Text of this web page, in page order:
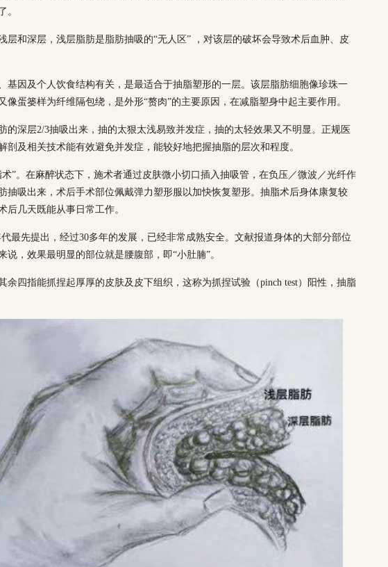
。
层和深层，浅层脂肪是脂肪抽吸的“无人区” ，对该层的破坏会导致术后血肿、皮
基因及个人饮食结构有关，是最适合于抽脂塑形的一层。该层脂肪细胞像珍珠一
像蛋篓样为纤维隔包绕，是外形“赘肉”的主要原因，在减脂塑身中起主要作用。
的深层2/3抽吸出来，抽的太狠太浅易致并发症，抽的太轻效果又不明显。正规医
剖及相关技术能有效避免并发症，能较好地把握抽脂的层次和程度。
”。在麻醉状态下，施术者通过皮肤微小切口插入抽吸管，在负压／微波／光纤作
抽吸出来，术后手术部位佩戴弹力塑形服以加快恢复塑形。抽脂术后身体康复较
后几天既能从事日常工作。
最先提出，经过30多年的发展，已经非常成熟安全。文献报道身体的大部分部位
说，效果最明显的部位就是腰腹部，即“小肚腩”。
余四指能抓捏起厚厚的皮肤及皮下组织，这称为抓捏试验（pinch test）阳性，抽脂